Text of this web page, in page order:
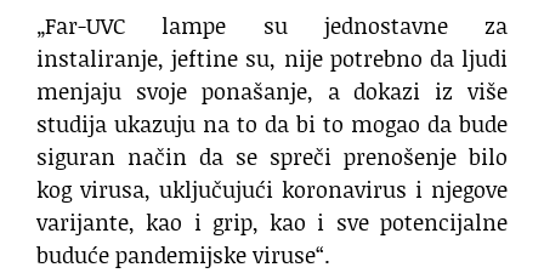
„Far-UVC lampe su jednostavne za
instaliranje, jeftine su, nije potrebno da ljudi
menjaju svoje ponašanje, a dokazi iz više
studija ukazuju na to da bi to mogao da bude
siguran način da se spreči prenošenje bilo
kog virusa, uključujući koronavirus i njegove
varijante, kao i grip, kao i sve potencijalne
buduće pandemijske viruse“.